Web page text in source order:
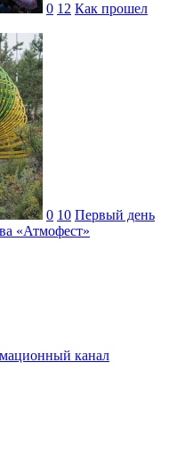
0 12 Как прошел
0 10 Первый день
«Атмофест»
канал